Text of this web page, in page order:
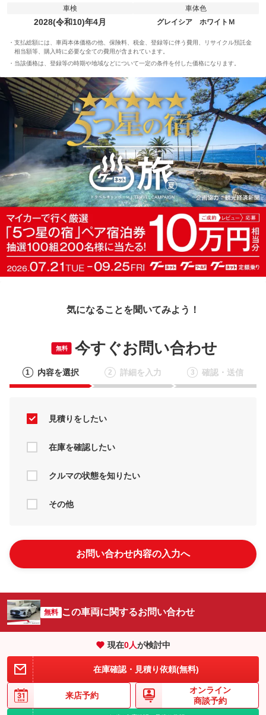
車検
2028(令和10)年4月
車体色
グレイシア ホワイトＭ
支払総額には、車両本体価格の他、保険料、税金、登録等に伴う費用、リサイクル預託金
相当額等、購入時に必要な全ての費用が含まれています。
当該価格は、登録等の時期や地域などについて一定の条件を付した価格になります。
気になることを聞いてみよう！
無料 今すぐお問い合わせ
1 内容を選択 2 詳細を入力 3 確認・送信
見積りをしたい
在庫を確認したい
クルマの状態を知りたい
その他
お問い合わせ内容の入力へ
無料 この車両に関するお問い合わせ
現在0人が検討中
在庫確認・見積り依頼(無料)
来店予約
オンライン
商談予約